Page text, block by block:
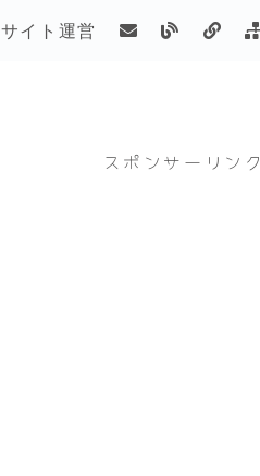
サイト運営
スポンサーリンク